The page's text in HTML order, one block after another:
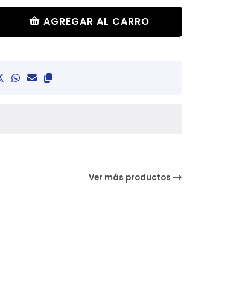
AGREGAR AL CARRO
Ver más productos